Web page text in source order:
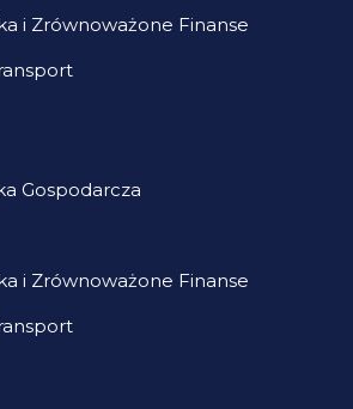
i Zrównoważone Finanse
Gospodarcza
i Zrównoważone Finanse